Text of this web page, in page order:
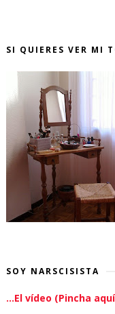
SI QUIERES VER MI
SOY NARSCISISTA
...El vídeo (Pincha